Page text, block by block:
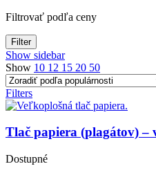
Filtrovať podľa ceny
Filter
Show sidebar
Show 10 12 15 20 50
Filters
Tlač papiera (plagátov)
Dostupné